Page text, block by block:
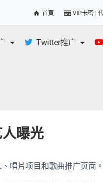
首頁 VIP卡密 |
Twitter推广
曝光
唱片项目和歌曲推广页面。